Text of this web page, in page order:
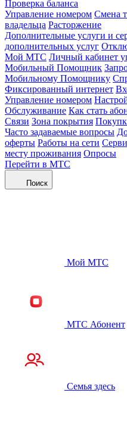
Проверка баланса
Управление номером Смена
владельца Расторжение
Дополнительные услуги и
дополнительных услуг
Мой МТС Личный кабинет
Мобильный Помощник
Мобильному Помощнику
Фиксированный интернет
Управление номером
Обслуживание Как стать
Связи Зона покрытия
Часто задаваемые вопросы
оферты Работы на сети
месту проживания Опросы
Перейти в МТС
Поиск
Мой МТС
МТС Абонент
Семья здесь